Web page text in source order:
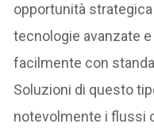
opportunità strategica
tecnologie avanzate
facilmente con
Soluzioni di questo
notevolmente i flussi